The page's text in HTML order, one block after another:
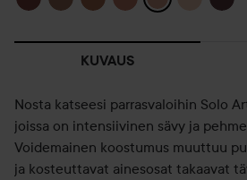
KUVAUS
Nosta katseesi parrasvaloihin Solo
joissa on intensiivinen sävy ja
Voidemainen koostumus muuttuu
ja kosteuttavat ainesosat takaavat